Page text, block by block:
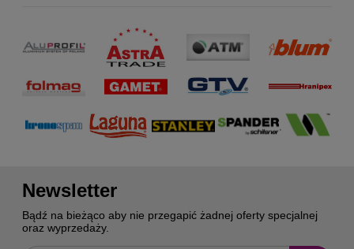
Newsletter
Bądź na bieżąco aby nie przegapić żadnej oferty specjalnej
oraz wyprzedaży.